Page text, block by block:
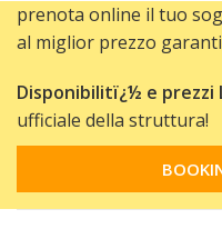
prenota online il tuo
al miglior prezzo
Disponibilitï¿½ e prezzi
ufficiale della struttura!